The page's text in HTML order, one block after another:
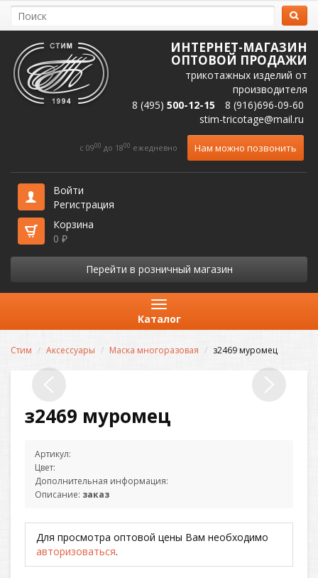
ИНТЕРНЕТ-МАГАЗИН
ОПТОВОЙ ПРОДАЖИ
трикотажных изделий от
производителя
8 (495) 500-12-15
8 (916)696-09-60
stim-tricotage@mail.ru
c 0900 до 1800 ежедневно Нам можно позвонить
Войти
Регистрация
Корзина
0 ₽
Перейти в розничный магазин
Каталог
Стим Аксессуары Маска многоразовая з2469 муромец
з2469 муромец
Артикул:
Цвет:
Дополнительная информация:
Описание: заказ
Для просмотра оптовой цены Вам необходимо
авторизоваться.